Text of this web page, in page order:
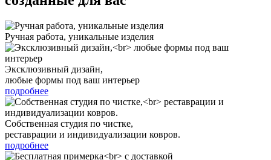
Ручная работа, уникальные изделия
Эксклюзивный дизайн,
любые формы под ваш интерьер
подробнее
Собственная студия по чистке,
реставрации и индивидуализации ковров.
подробнее